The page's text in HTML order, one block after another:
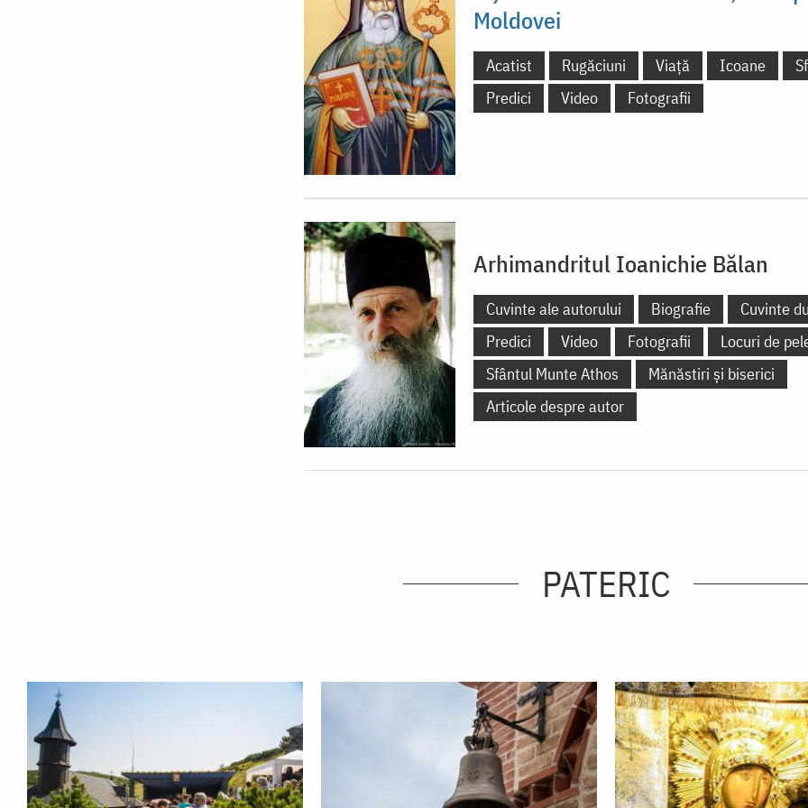
Moldovei
Acatist Rugăciuni Viață Icoane
Predici
Video Fotografii
Arhimandritul Ioanichie Bălan
Cuvinte ale autorului Biografie
Cuvinte
Predici
Video Fotografii
Locuri de
Sfântul Munte Athos
Mănăstiri și biserici
Articole despre autor
PATERIC